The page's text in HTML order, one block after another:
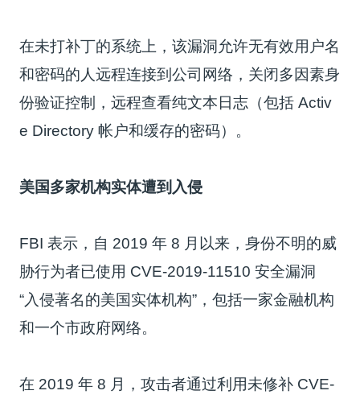
在未打补丁的系统上，该漏洞允许无有效用户名
和密码的人远程连接到公司网络，关闭多因素身
份验证控制，远程查看纯文本日志（包括 Activ
e Directory 帐户和缓存的密码）。
美国多家机构实体遭到入侵
FBI 表示，自 2019 年 8 月以来，身份不明的威
胁行为者已使用 CVE-2019-11510 安全漏洞
“入侵著名的美国实体机构”，包括一家金融机构
和一个市政府网络。
在 2019 年 8 月，攻击者通过利用未修补 CVE-